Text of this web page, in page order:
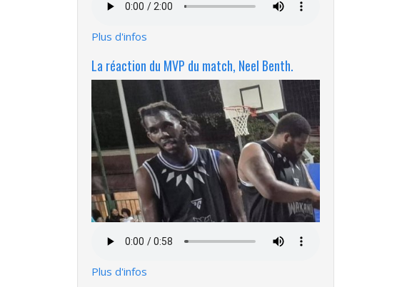
audio
Plus d'infos
La réaction du MVP du match, Neel Benth.
audio
Plus d'infos